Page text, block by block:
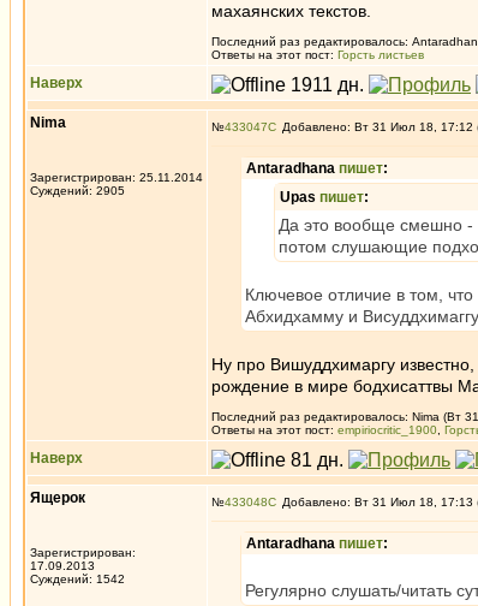
махаянских текстов.
Последний раз редактировалось:
Ответы на этот пост: Горсть листьев
Наверх
Nima
Зарегистрирован: 25.11.2014
Суждений: 2905
№433047 Добавлено: Вт 31 Июл 18, 17:12
Antaradhana пишет:
Upas пишет:
Да это вообще смешно -
потом слушающие
Ключевое отличие в том,
Абхидхамму и
Ну про Вишуддхимаргу
рождение в мире бодхисаттвы
Последний раз редактировалось: Nima (Вт
Ответы на этот пост: empiriocritic_1900
Наверх
Ящерок
Зарегистрирован:
17.09.2013
Суждений: 1542
№433048 Добавлено: Вт 31 Июл 18, 17:13
Antaradhana пишет:
Регулярно слушать/читать